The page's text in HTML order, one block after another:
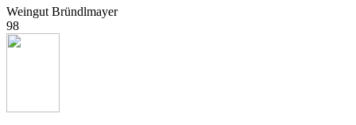
Weingut Bründlmayer
98